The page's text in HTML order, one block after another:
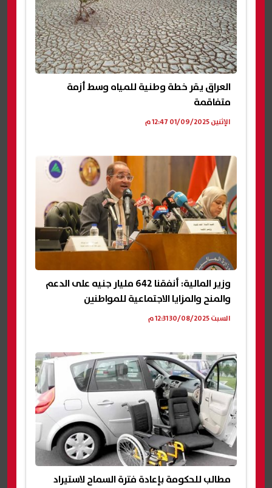
العراق يقر خطة وطنية للمياه وسط أزمة
متفاقمة
الإثنين 01/09/2025 12:47 م
وزير المالية: أنفقنا 642 مليار جنيه على الدعم
والمنح والمزايا الاجتماعية للمواطنين
السبت 30/08/2025 12:31 م
مطالب للحكومة بإعادة فترة السماح لاستيراد